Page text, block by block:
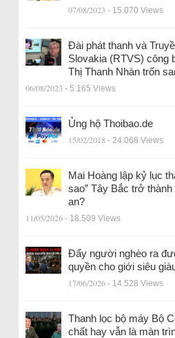
07/08/2023 - 15.070 Views
Đài phát thanh và
Slovakia (RTVS) công
Thị Thanh Nhàn trốn
06/08/2023 - 5.165 Views
Ủng hộ Thoibao.de
15/02/2018 - 24.068 Views
Mai Hoàng lập kỷ lục
sao” Tây Bắc trở
an?
11/05/2026 - 18.509 Views
Đẩy người nghèo ra
quyền cho giới siêu
17/06/2026 - 14.528 Views
Thanh lọc bộ máy Bộ
chất hay vẫn là màn